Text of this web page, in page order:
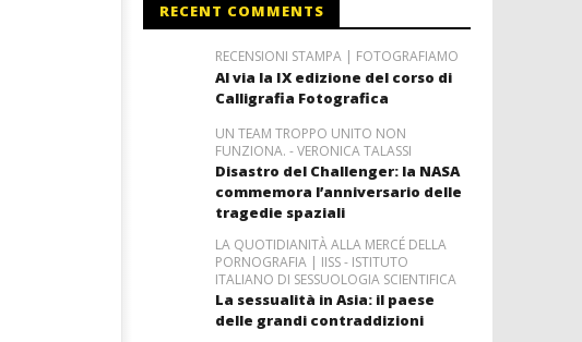
RECENT COMMENTS
RECENSIONI STAMPA | FOTOGRAFIAMO
Al via la IX edizione del corso di
Calligrafia Fotografica
UN TEAM TROPPO UNITO NON
FUNZIONA. - VERONICA TALASSI
Disastro del Challenger: la NASA
commemora l’anniversario delle
tragedie spaziali
LA QUOTIDIANITÀ ALLA MERCÉ DELLA
PORNOGRAFIA | IISS - ISTITUTO
ITALIANO DI SESSUOLOGIA SCIENTIFICA
La sessualità in Asia: il paese
delle grandi contraddizioni